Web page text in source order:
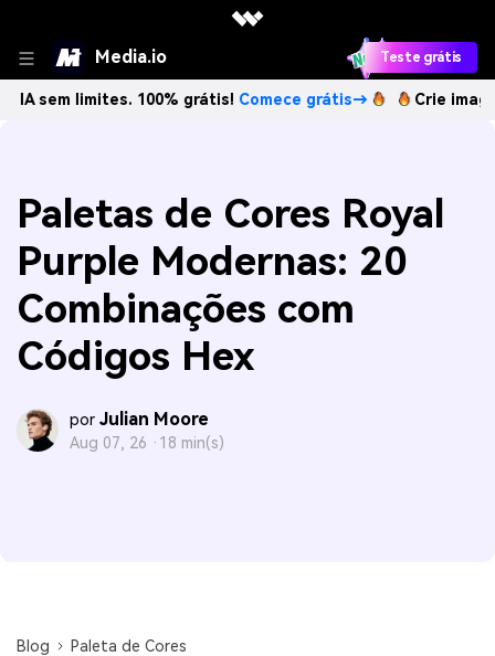
Media.io Teste grátis
100% grátis!Comece grátis→ Crie imagens com
Paletas de Cores Royal
Purple Modernas: 20
Combinações com
Códigos Hex
por Julian Moore
Aug 07, 26 · 18 min(s)
Blog
Paleta de Cores